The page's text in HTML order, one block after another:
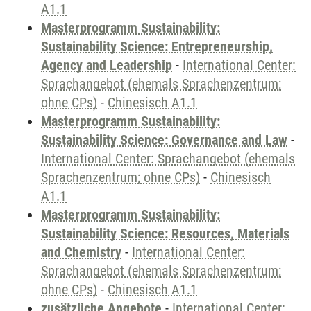
A1.1
Masterprogramm Sustainability:
Sustainability Science: Entrepreneurship,
Agency and Leadership - International Center:
Sprachangebot (ehemals Sprachenzentrum;
ohne CPs) - Chinesisch A1.1
Masterprogramm Sustainability:
Sustainability Science: Governance and Law -
International Center: Sprachangebot (ehemals
Sprachenzentrum; ohne CPs) - Chinesisch
A1.1
Masterprogramm Sustainability:
Sustainability Science: Resources, Materials
and Chemistry - International Center:
Sprachangebot (ehemals Sprachenzentrum;
ohne CPs) - Chinesisch A1.1